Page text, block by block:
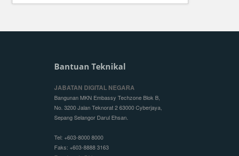
Bantuan Teknikal
JABATAN DIGITAL NEGARA
Bangunan MKN Embassy Techzone Blok B,
No. 3200 Jalan Teknorat 2 63000 Cyberjaya,
Sepang Selangor Darul Ehsan.
Tel: +603-8000 8000
Faks: +603-8888 3163